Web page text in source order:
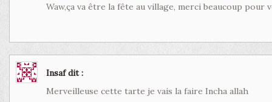
Waw,ça va être la fête au village, merci beaucoup pour
Insaf dit :
Merveilleuse cette tarte je vais la faire Incha allah